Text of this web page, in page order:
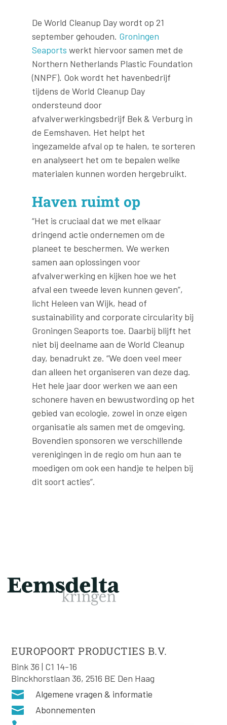
De World Cleanup Day wordt op 21
september gehouden. Groningen
Seaports werkt hiervoor samen met de
Northern Netherlands Plastic Foundation
(NNPF). Ook wordt het havenbedrijf
tijdens de World Cleanup Day
ondersteund door
afvalverwerkingsbedrijf Bek & Verburg in
de Eemshaven. Het helpt het
ingezamelde afval op te halen, te sorteren
en analyseert het om te bepalen welke
materialen kunnen worden hergebruikt.
Haven ruimt op
“Het is cruciaal dat we met elkaar
dringend actie ondernemen om de
planeet te beschermen. We werken
samen aan oplossingen voor
afvalverwerking en kijken hoe we het
afval een tweede leven kunnen geven”,
licht Heleen van Wijk, head of
sustainability and corporate circularity bij
Groningen Seaports toe. Daarbij blijft het
niet bij deelname aan de World Cleanup
day, benadrukt ze. “We doen veel meer
dan alleen het organiseren van deze dag.
Het hele jaar door werken we aan een
schonere haven en bewustwording op het
gebied van ecologie, zowel in onze eigen
organisatie als samen met de omgeving.
Bovendien sponsoren we verschillende
verenigingen in de regio om hun aan te
moedigen om ook een handje te helpen bij
dit soort acties”.
EUROPOORT PRODUCTIES B.V.
Bink 36 | C1 14-16
Binckhorstlaan 36, 2516 BE Den Haag
 Algemene vragen & informatie
 Abonnementen